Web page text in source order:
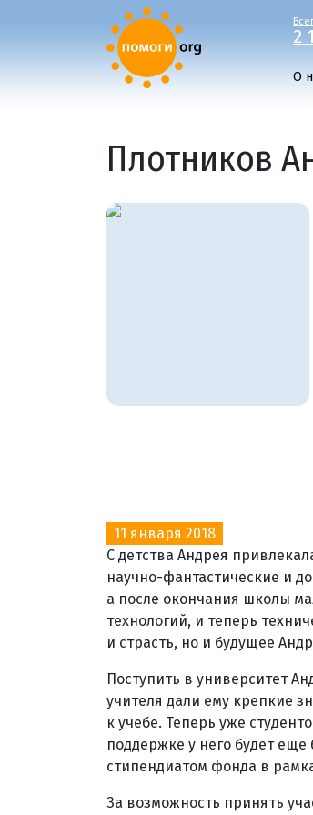
2
О
Плотников
11 января 2018
С детства Андрея
научно-фантастические и
а после окончания школы
технологий, и теперь
и страсть, но и будущее
Поступить в университет
учителя дали ему крепкие
к учебе. Теперь уже
поддержке у него будет
стипендиатом фонда в
За возможность принять